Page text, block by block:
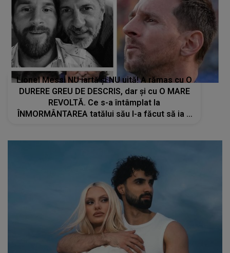
Lionel Messi NU iartă și NU uită! A rămas cu O
DURERE GREU DE DESCRIS, dar și cu O MARE
REVOLTĂ. Ce s-a întâmplat la
ÎNMORMÂNTAREA tatălui său l-a făcut să ia o